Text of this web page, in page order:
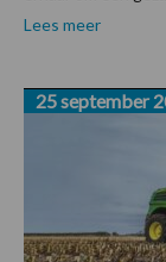
Lees meer
25 september